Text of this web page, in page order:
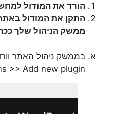
הורד את המודול
התקן את המודול
ממשק הניהול שלך
בממשק ניהול האתר
>> Add new plugin